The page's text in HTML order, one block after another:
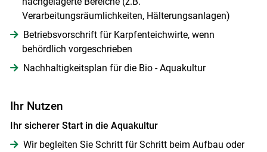
Verarbeitungsräumlichkeiten, Hälterungsanlagen)
Betriebsvorschrift für Karpfenteichwirte, wenn
behördlich vorgeschrieben
Nachhaltigkeitsplan für die Bio - Aquakultur
Ihr Nutzen
Ihr sicherer Start in die Aquakultur
Wir begleiten Sie Schritt für Schritt beim Aufbau oder